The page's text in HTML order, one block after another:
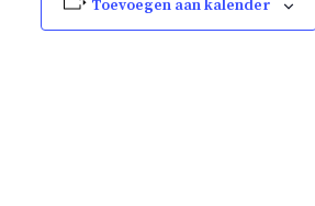
Toevoegen aan kalender